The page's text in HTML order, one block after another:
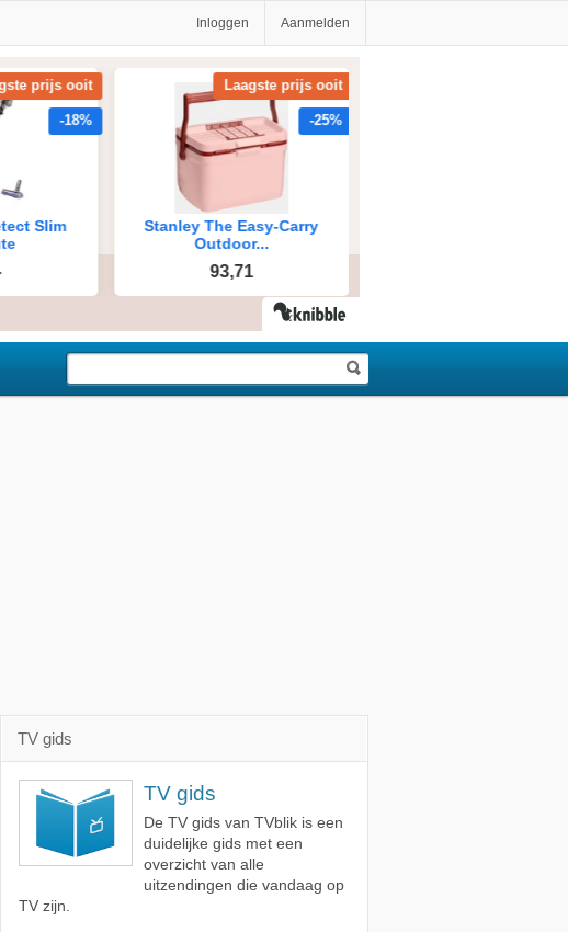
Inloggen Aanmelden
TV gids
TV gids
De TV gids van TVblik is een
duidelijke gids met een
overzicht van alle
uitzendingen die vandaag op
TV zijn.